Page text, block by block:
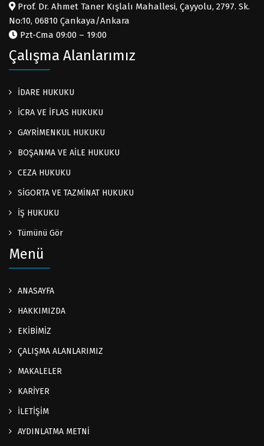
Prof. Dr. Ahmet Taner Kışlalı Mahallesi, Çayyolu, 2797. Sk.
No:10, 06810 Çankaya/Ankara
Pzt-Cma 09:00 – 19:00
Çalışma Alanlarımız
İDARE HUKUKU
İCRA VE İFLAS HUKUKU
GAYRİMENKUL HUKUKU
BOŞANMA VE AİLE HUKUKU
CEZA HUKUKU
SİGORTA VE TAZMİNAT HUKUKU
İŞ HUKUKU
Tümünü Gör
Menü
ANASAYFA
HAKKIMIZDA
EKİBİMİZ
ÇALIŞMA ALANLARIMIZ
MAKALELER
KARİYER
İLETİŞİM
AYDINLATMA METNİ